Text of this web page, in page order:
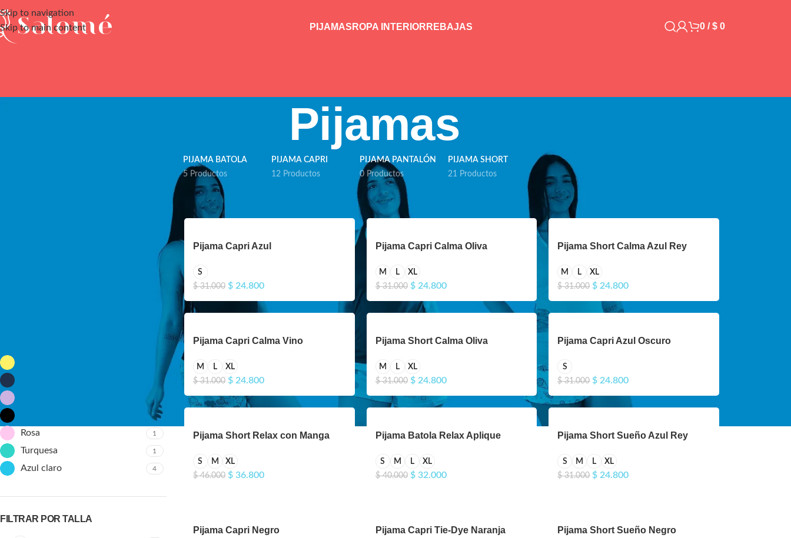
Skip to navigation
Skip to main content
PIJAMAS ROPA INTERIOR REBAJAS 0 / $ 0
Pijamas
PIJAMA BATOLA
5 Productos
PIJAMA CAPRI
12 Productos
PIJAMA PANTALÓN
0 Productos
PIJAMA SHORT
21 Productos
4
4
Rosa 1
Turquesa 1
Azul claro 4
FILTRAR POR TALLA
Pijama Capri Azul
S
$31.000 $24.800
Pijama Capri Calma Oliva
M L XL
$31.000 $24.800
Pijama Short Calma Azul Rey
M L XL
$31.000 $ 24.800
Pijama Capri Calma Vino
M L XL
$31.000 $24.800
Pijama Short Calma Oliva
M L XL
$31.000 $24.800
Pijama Capri Azul Oscuro
S
$31.000 $ 24.800
Pijama Short Relax con Manga
S M XL
$46.000 $36.800
Pijama Batola Relax Aplique
S M L XL
$40.000 $32.000
Pijama Short Sueño Azul Rey
S M L XL
$31.000 $ 24.800
Pijama Capri Negro Pijama Capri Tie-Dye Naranja Pijama Short Sueño Negro